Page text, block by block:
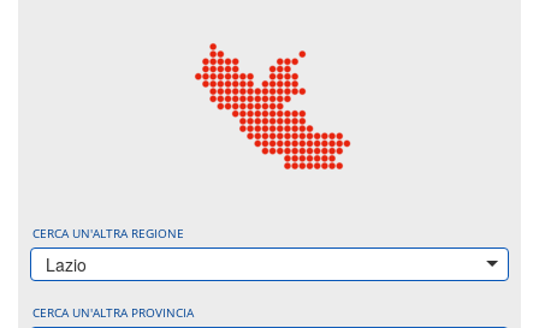
CERCA UN'ALTRA REGIONE
Lazio
CERCA UN'ALTRA PROVINCIA